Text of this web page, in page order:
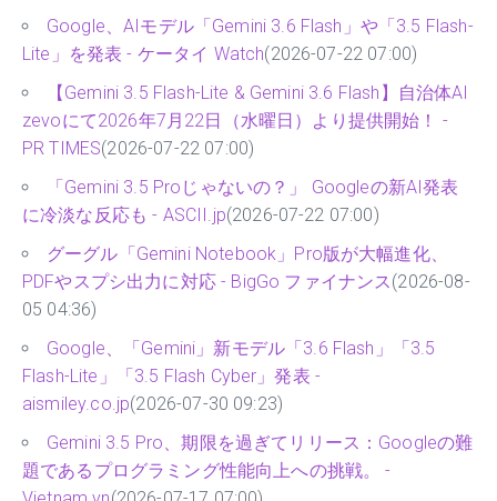
Google、AIモデル「Gemini 3.6 Flash」や「3.5 Flash-
Lite」を発表 - ケータイ Watch(2026-07-22 07:00)
【Gemini 3.5 Flash-Lite & Gemini 3.6 Flash】自治体AI
zevoにて2026年7月22日（水曜日）より提供開始！ -
PR TIMES(2026-07-22 07:00)
「Gemini 3.5 Proじゃないの？」 Googleの新AI発表
に冷淡な反応も - ASCII.jp(2026-07-22 07:00)
グーグル「Gemini Notebook」Pro版が大幅進化、
PDFやスプシ出力に対応 - BigGo ファイナンス(2026-08-
05 04:36)
Google、「Gemini」新モデル「3.6 Flash」「3.5
Flash-Lite」「3.5 Flash Cyber」発表 -
aismiley.co.jp(2026-07-30 09:23)
Gemini 3.5 Pro、期限を過ぎてリリース：Googleの難
題であるプログラミング性能向上への挑戦。 -